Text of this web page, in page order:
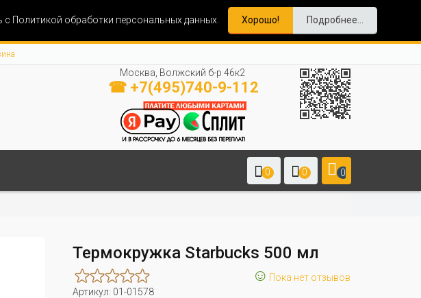
Политикой обработки персональных данных. Хорошо! Подробнее...
Москва, Волжский б-р 46к2
☎ +7(495)740-9-112
0 0 0
Термокружка Starbucks 500 мл
☺ Пока нет отзывов
Артикул: 01-01578